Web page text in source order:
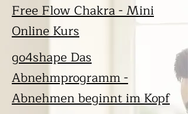
Free Flow Chakra - Mini
Online Kurs
go4shape Das
Abnehmprogramm -
Abnehmen beginnt im Kopf